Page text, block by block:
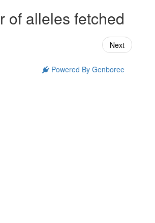
of alleles fetched
Next
Powered By Genboree